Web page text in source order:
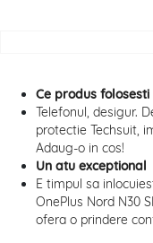
Ce produs folosesti
Telefonul, desigur.
protectie Techsuit,
Adaug-o in cos!
Un atu exceptional
E timpul sa
OnePlus Nord N30
ofera o prindere